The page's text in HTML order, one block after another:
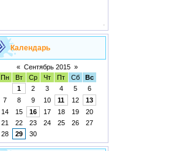
Календарь
« Сентябрь 2015 »
Пн
Вт Ср Чт Пт Сб
Вс
1
2 3 4 5
6
7
8 9 10 11 12
13
14
15 16 17 18 19
20
21
22 23 24 25 26
27
28
29 30